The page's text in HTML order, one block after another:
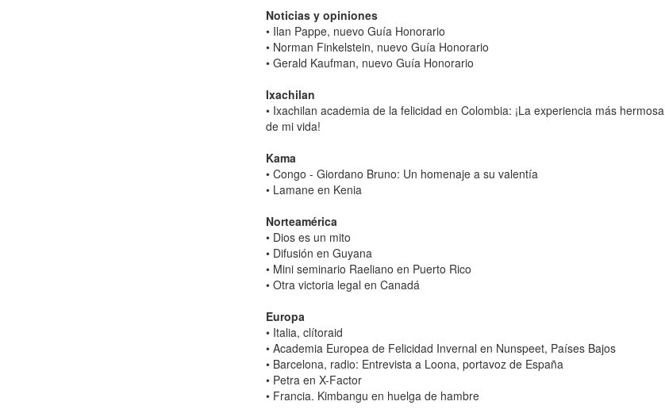
Noticias y opiniones
• Ilan Pappe, nuevo Guía Honorario
• Norman Finkelstein, nuevo Guía Honorario
• Gerald Kaufman, nuevo Guía Honorario
Ixachilan
• Ixachilan academia de la felicidad en Colombia: ¡La experiencia más hermosa
de mi vida!
Kama
• Congo - Giordano Bruno: Un homenaje a su valentía
• Lamane en Kenia
Norteamérica
• Dios es un mito
• Difusión en Guyana
• Mini seminario Raeliano en Puerto Rico
• Otra victoria legal en Canadá
Europa
• Italia, clítoraid
• Academia Europea de Felicidad Invernal en Nunspeet, Países Bajos
• Barcelona, radio: Entrevista a Loona, portavoz de España
• Petra en X-Factor
• Francia. Kimbangu en huelga de hambre